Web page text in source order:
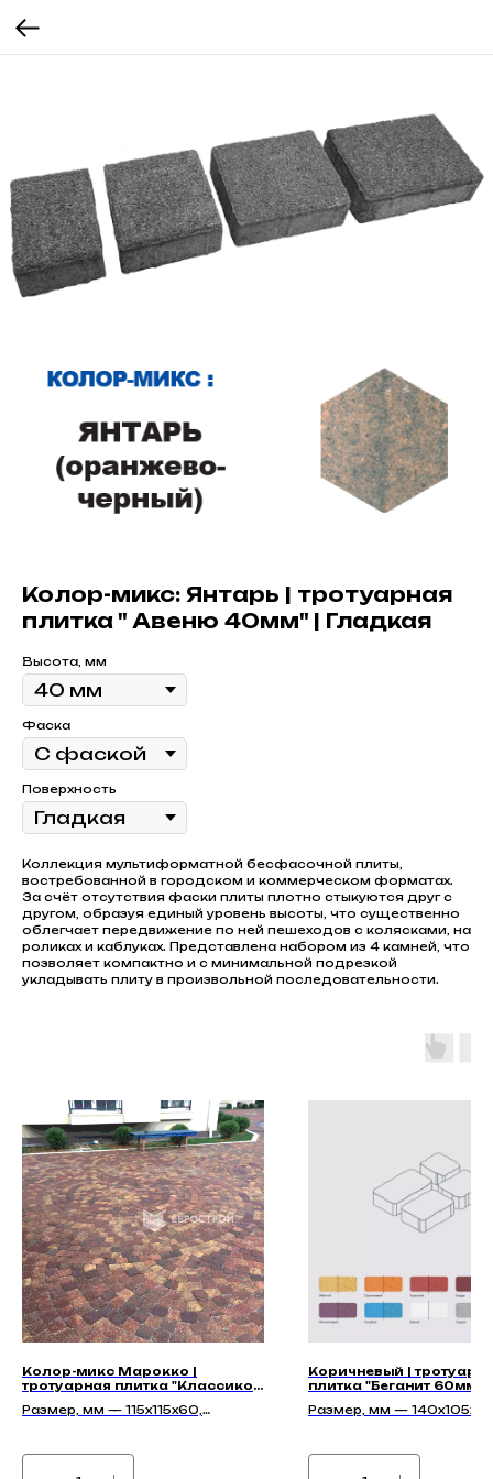
Колор-микс: Янтарь | тротуарная
плитка " Авеню 40мм" | Гладкая
Высота, мм
Фаска
Поверхность
Коллекция мультиформатной бесфасочной плиты,
востребованной в городском и коммерческом форматах.
За счёт отсутствия фаски плиты плотно стыкуются друг с
другом, образуя единый уровень высоты, что существенно
облегчает передвижение по ней пешеходов с колясками, на
роликах и каблуках. Представлена набором из 4 камней, что
позволяет компактно и с минимальной подрезкой
укладывать плиту в произвольной последовательности.
Колор-микс Марокко |
тротуарная плитка "Классико
Размер, мм — 115х115х60,
Коричневый |
плитка "Беганит 60мм" |
Размер, мм —